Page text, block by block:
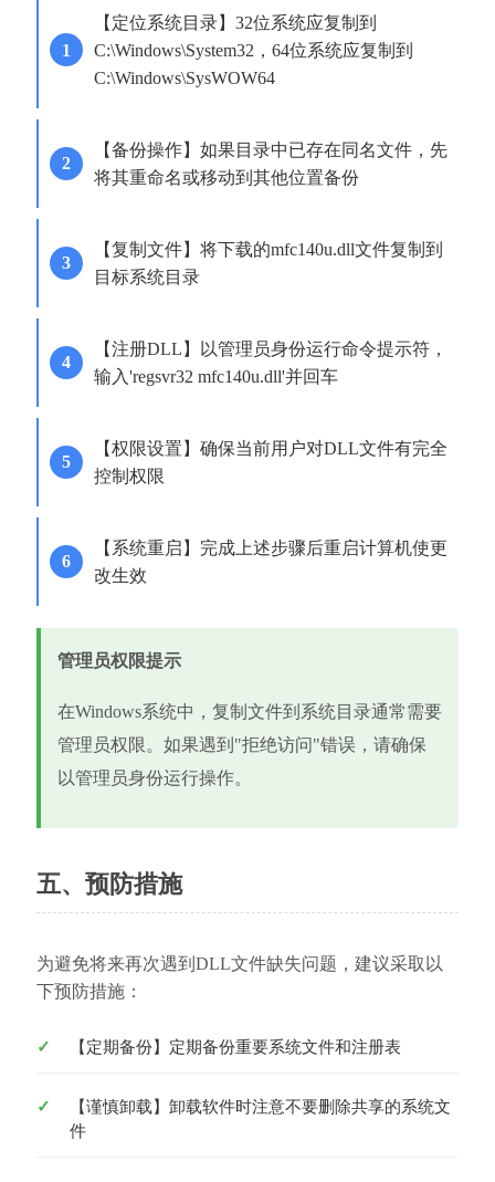
【定位系统目录】32位系统应复制到
C:\Windows\System32，64位系统应复制到
C:\Windows\SysWOW64
【备份操作】如果目录中已存在同名文件，先
将其重命名或移动到其他位置备份
【复制文件】将下载的mfc140u.dll文件复制到
目标系统目录
【注册DLL】以管理员身份运行命令提示符，
输入'regsvr32 mfc140u.dll'并回车
【权限设置】确保当前用户对DLL文件有完全
控制权限
【系统重启】完成上述步骤后重启计算机使更
改生效
管理员权限提示
在Windows系统中，复制文件到系统目录通常需要
管理员权限。如果遇到"拒绝访问"错误，请确保
以管理员身份运行操作。
五、预防措施
为避免将来再次遇到DLL文件缺失问题，建议采取以
下预防措施：
【定期备份】定期备份重要系统文件和注册表
【谨慎卸载】卸载软件时注意不要删除共享的系统文
件